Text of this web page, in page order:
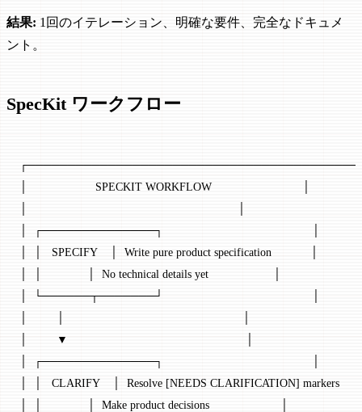
結果: 1回のイテレーション、明確な要件、完全なドキュメ
ント。
SpecKit ワークフロー
│                     SPECKIT WORKFLOW                            │
│  ┌──────────────┐                                              │
│  │   SPECIFY    │  Write pure product specification            │
│  │              │  No technical details yet                    │
│  └──────┬───────┘                                              │
│         ▼                                                       │
│  ┌──────────────┐                                              │
│  │   CLARIFY    │  Resolve [NEEDS CLARIFICATION] markers
│  │              │  Make product decisions                      │